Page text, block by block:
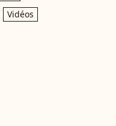
Vidéos